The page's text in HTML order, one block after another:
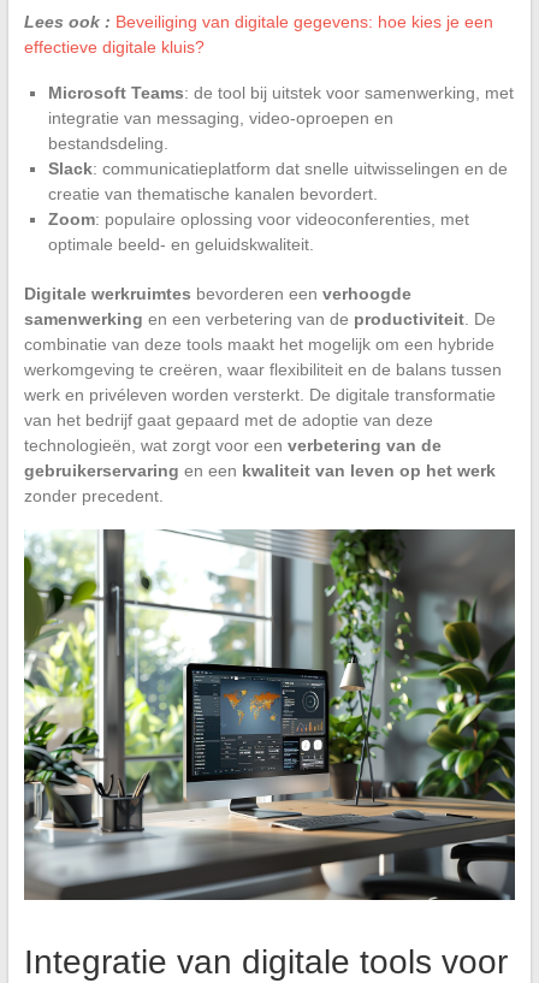
Lees ook : Beveiliging van digitale gegevens: hoe kies je een
effectieve digitale kluis?
Microsoft Teams: de tool bij uitstek voor samenwerking, met
integratie van messaging, video-oproepen en
bestandsdeling.
Slack: communicatieplatform dat snelle uitwisselingen en de
creatie van thematische kanalen bevordert.
Zoom: populaire oplossing voor videoconferenties, met
optimale beeld- en geluidskwaliteit.
Digitale werkruimtes bevorderen een verhoogde
samenwerking en een verbetering van de productiviteit. De
combinatie van deze tools maakt het mogelijk om een hybride
werkomgeving te creëren, waar flexibiliteit en de balans tussen
werk en privéleven worden versterkt. De digitale transformatie
van het bedrijf gaat gepaard met de adoptie van deze
technologieën, wat zorgt voor een verbetering van de
gebruikerservaring en een kwaliteit van leven op het werk
zonder precedent.
Integratie van digitale tools voor